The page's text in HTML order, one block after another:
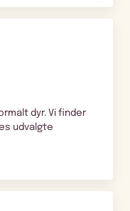
dyr. Vi finder
udvalgte